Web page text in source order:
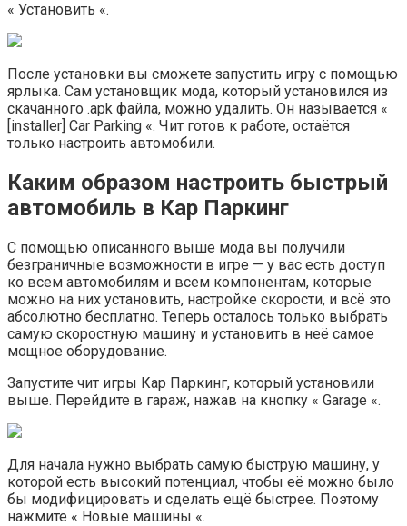
« Установить «.
После установки вы сможете запустить игру с помощью
ярлыка. Сам установщик мода, который установился из
скачанного .apk файла, можно удалить. Он называется «
[installer] Car Parking «. Чит готов к работе, остаётся
только настроить автомобили.
Каким образом настроить быстрый
автомобиль в Кар Паркинг
С помощью описанного выше мода вы получили
безграничные возможности в игре — у вас есть доступ
ко всем автомобилям и всем компонентам, которые
можно на них установить, настройке скорости, и всё это
абсолютно бесплатно. Теперь осталось только выбрать
самую скоростную машину и установить в неё самое
мощное оборудование.
Запустите чит игры Кар Паркинг, который установили
выше. Перейдите в гараж, нажав на кнопку « Garage «.
Для начала нужно выбрать самую быструю машину, у
которой есть высокий потенциал, чтобы её можно было
бы модифицировать и сделать ещё быстрее. Поэтому
нажмите « Новые машины «.